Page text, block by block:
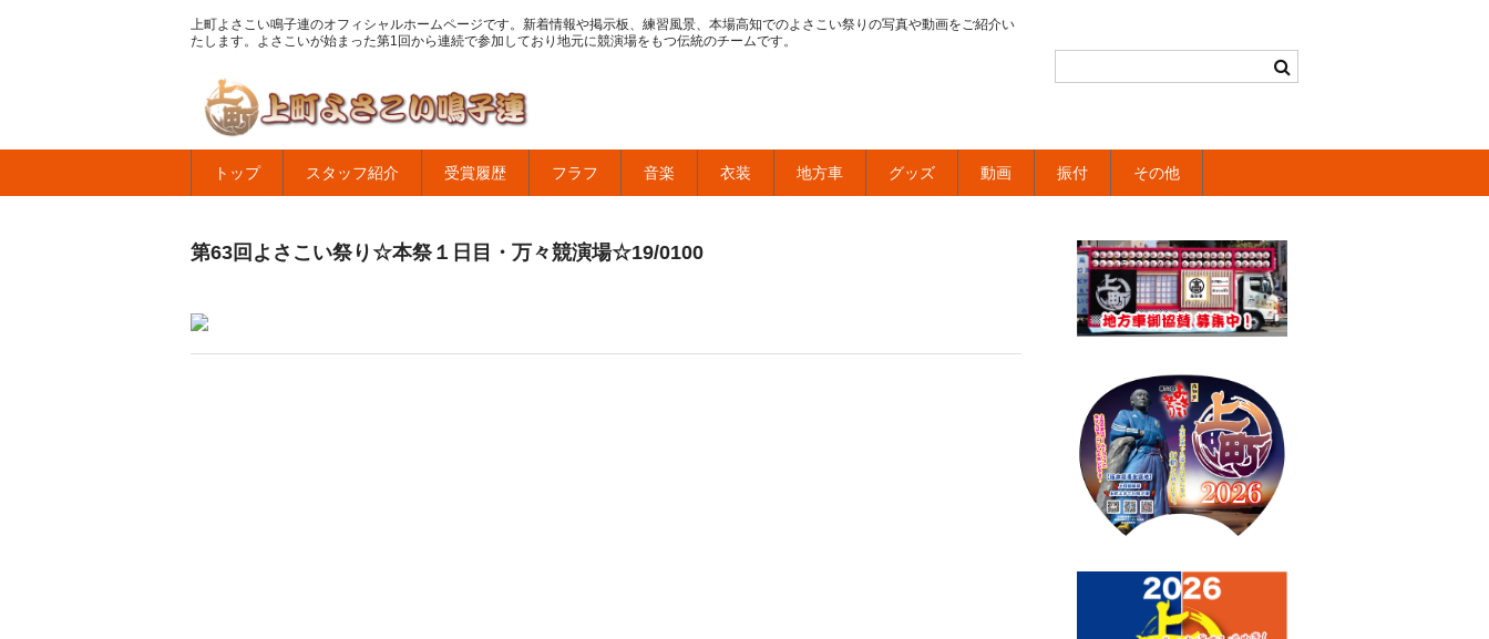
上町よさこい鳴子連のオフィシャルホームページです。新着情報や掲示板、練習風景、本場高知でのよさこい祭りの写真や動画をご紹介い
たします。よさこいが始まった第1回から連続で参加しており地元に競演場をもつ伝統のチームです。
トップ スタッフ紹介 受賞履歴 フラフ 音楽 衣装 地方車 グッズ 動画 振付 その他
第63回よさこい祭り☆本祭１日目・万々競演場☆19/0100